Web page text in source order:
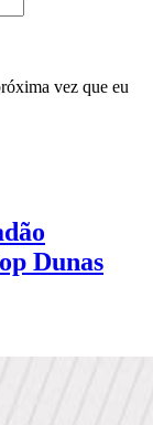
vez que eu
Dunas